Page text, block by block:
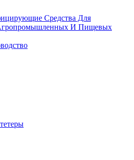
Средства Для
И Пищевых